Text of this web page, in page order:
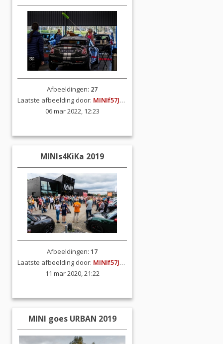
Afbeeldingen: 27
Laatste afbeelding door: MINIf57JCW
06 mar 2022, 12:23
MINIs4KiKa 2019
Afbeeldingen: 17
Laatste afbeelding door: MINIf57JCW
11 mar 2020, 21:22
MINI goes URBAN 2019